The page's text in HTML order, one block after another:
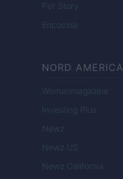
Pet Story
Encocina
NORD AMERICA
Womanmagazine
Investing Plus
Newz
Newz US
Newz California